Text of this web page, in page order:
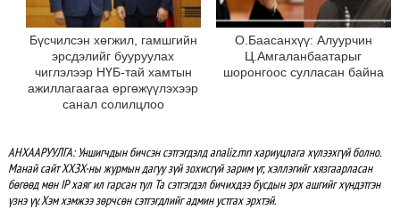
Бүсчилсэн хөгжил, гамшгийн
эрсдэлийг бууруулах
чиглэлээр НҮБ-тай хамтын
ажиллагаагаа өргөжүүлэхээр
санал солилцлоо
О.Баасанхүү: Алуурчин
Ц.Амгаланбаатарыг
шоронгоос сулласан байна
АНХААРУУЛГА: Уншигчдын бичсэн сэтгэгдэлд analiz.mn хариуцлага хүлээхгүй болно.
Манай сайт ХХЗХ-ны журмын дагуу зүй зохисгүй зарим үг, хэллэгийг хязгаарласан
бөгөөд мөн IP хаяг ил гарсан тул Та сэтгэгдэл бичихдээ бусдын эрх ашгийг хүндэтгэн
үзнэ үү. Хэм хэмжээ зөрчсөн сэтгэгдлийг админ устгах эрхтэй.